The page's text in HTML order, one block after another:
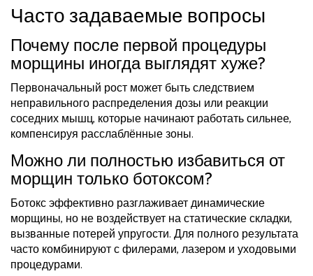
Часто задаваемые вопросы
Почему после первой процедуры
морщины иногда выглядят хуже?
Первоначальный рост может быть следствием
неправильного распределения дозы или реакции
соседних мышц, которые начинают работать сильнее,
компенсируя расслаблённые зоны.
Можно ли полностью избавиться от
морщин только ботоксом?
Ботокс эффективно разглаживает динамические
морщины, но не воздействует на статические складки,
вызванные потерей упругости. Для полного результата
часто комбинируют с филерами, лазером и уходовыми
процедурами.